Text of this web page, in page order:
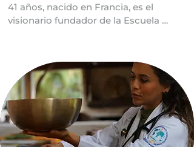
41 años, nacido en Francia, es el
visionario fundador de la Escuela
Sonoterapia, Masaje Sonoro, cuenta
con un amplio conocimiento del
poder terapéutico del ritmo y el
sonido, además de un gran carisma y
capacidad de creación y liderazgo.
Viviendo para inspirar a las personas,
como profesor de Sanación con